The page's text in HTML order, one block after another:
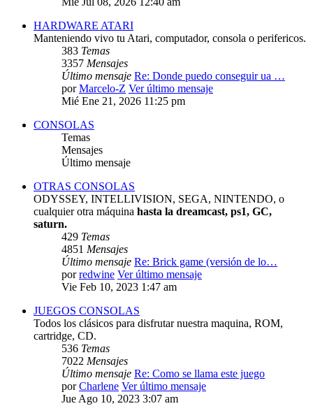
HARDWARE ATARI
Manteniendo vivo tu Atari, computador, consola o perifericos.
383 Temas
3357 Mensajes
Último mensaje Re: Donde puedo conseguir ua …
porMarcelo-Z Ver último mensaje
Mié Ene 21, 2026 11:25 pm
CONSOLAS
Temas
Mensajes
Último mensaje
OTRAS CONSOLAS
ODYSSEY, INTELLIVISION, SEGA, NINTENDO, o
cualquier otra máquina hasta la dreamcast, ps1, GC,
saturn.
429 Temas
4851 Mensajes
Último mensaje Re: Brick game (versión de lo…
porredwine Ver último mensaje
Vie Feb 10, 2023 1:47 am
JUEGOS CONSOLAS
Todos los clásicos para disfrutar nuestra maquina, ROM,
cartridge, CD.
536 Temas
7022 Mensajes
Último mensaje Re: Como se llama este juego
porCharlene Ver último mensaje
Jue Ago 10, 2023 3:07 am